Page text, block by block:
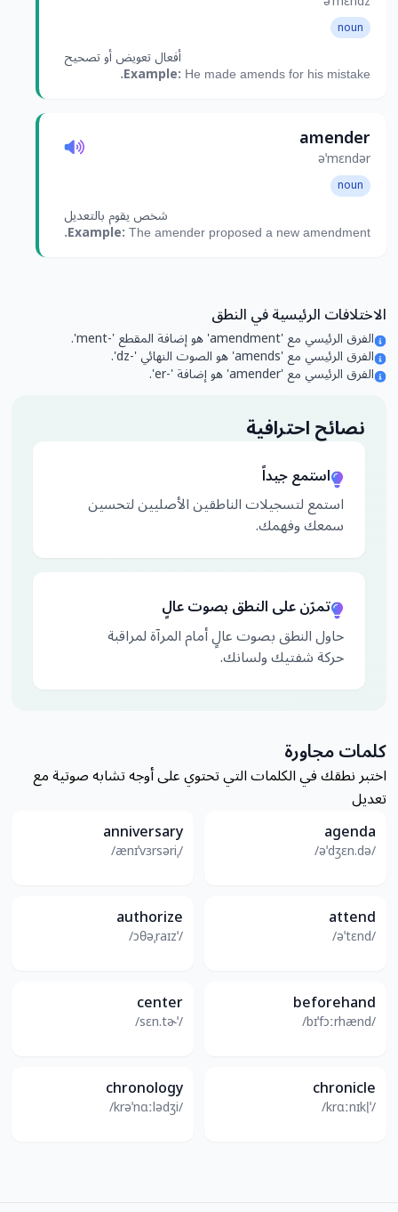
noun
أفعال تعويض أو تصحيح
Example: He made amends for his mistake.
amender
əˈmɛndər
noun
شخص يقوم بالتعديل
Example: The amender proposed a new amendment.
الاختلافات الرئيسية في النطق
الفرق الرئيسي مع 'amendment' هو إضافة المقطع '-ment'.
الفرق الرئيسي مع 'amends' هو الصوت النهائي '-dz'.
الفرق الرئيسي مع 'amender' هو إضافة '-er'.
نصائح احترافية
استمع جيداً
استمع لتسجيلات الناطقين الأصليين لتحسين
سمعك وفهمك.
تمرّن على النطق بصوت عالٍ
حاول النطق بصوت عالٍ أمام المرآة لمراقبة
حركة شفتيك ولسانك.
كلمات مجاورة
اختبر نطقك في الكلمات التي تحتوي على أوجه تشابه صوتية مع
تعديل
agenda
/əˈdʒɛn.də/
anniversary
/ˌænɪˈvɜrsəri/
attend
/əˈtɛnd/
authorize
/ˈɔθəˌraɪz/
beforehand
/bɪˈfɔːrhænd/
center
/ˈsɛn.tɚ/
chronicle
/ˈkrɑːnɪkl̩/
chronology
/krəˈnɑːlədʒi/